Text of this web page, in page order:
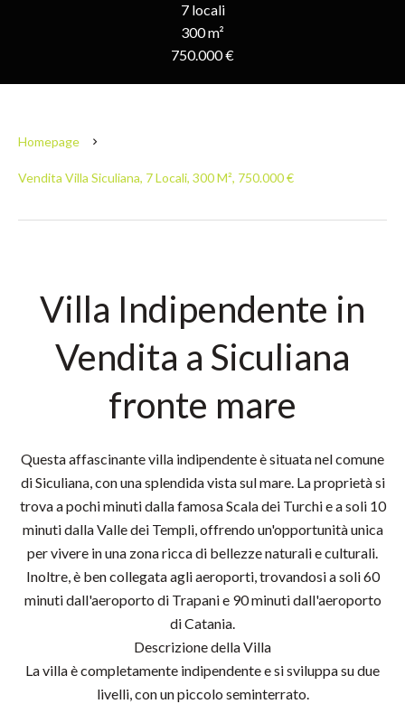
7 locali
300 m²
750.000 €
Homepage
Vendita Villa Siculiana, 7 Locali, 300 M², 750.000 €
Villa Indipendente in
Vendita a Siculiana
fronte mare
Questa affascinante villa indipendente è situata nel comune
di Siculiana, con una splendida vista sul mare. La proprietà si
trova a pochi minuti dalla famosa Scala dei Turchi e a soli 10
minuti dalla Valle dei Templi, offrendo un'opportunità unica
per vivere in una zona ricca di bellezze naturali e culturali.
Inoltre, è ben collegata agli aeroporti, trovandosi a soli 60
minuti dall'aeroporto di Trapani e 90 minuti dall'aeroporto
di Catania.
Descrizione della Villa
La villa è completamente indipendente e si sviluppa su due
livelli, con un piccolo seminterrato.